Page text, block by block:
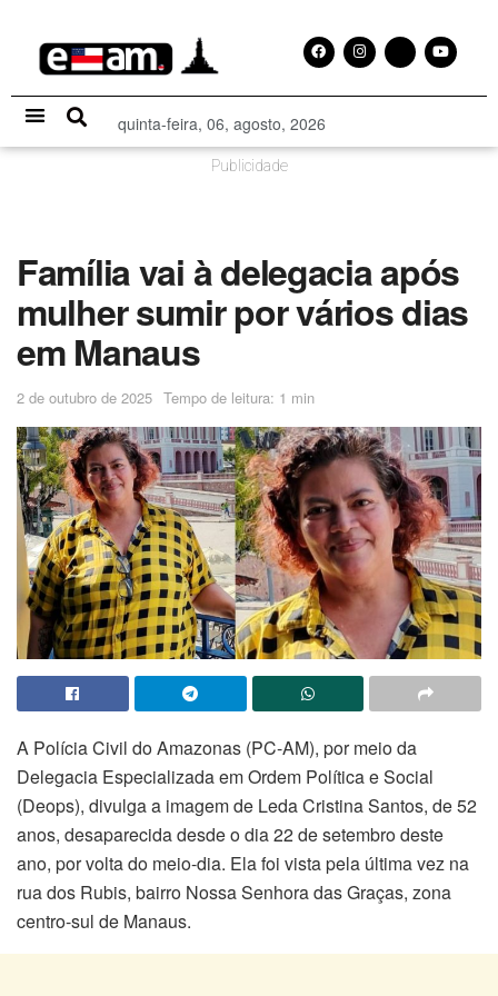
quinta-feira, 06, agosto, 2026
Publicidade
Família vai à delegacia após
mulher sumir por vários dias
em Manaus
2 de outubro de 2025 Tempo de leitura: 1 min
A Polícia Civil do Amazonas (PC-AM), por meio da
Delegacia Especializada em Ordem Política e Social
(Deops), divulga a imagem de Leda Cristina Santos, de 52
anos, desaparecida desde o dia 22 de setembro deste
ano, por volta do meio-dia. Ela foi vista pela última vez na
rua dos Rubis, bairro Nossa Senhora das Graças, zona
centro-sul de Manaus.